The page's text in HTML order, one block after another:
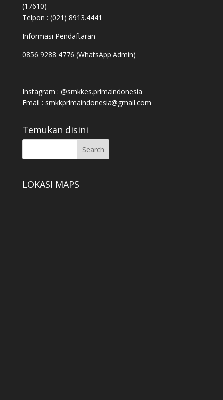
(17610)
Telpon : (021) 8913.4441
Informasi Pendaftaran
0856 9288 4776 (WhatsApp Admin)
Instagram : @smkkes.primaindonesia
Email : smkkprimaindonesia@gmail.com
Temukan disini
LOKASI MAPS